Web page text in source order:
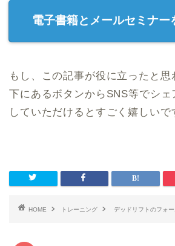
電子書籍とメールセミナー
もし、この記事が役に立ったと思
下にあるボタンからSNS等でシェ
していただけるとすごく嬉しいで
HOME トレーニング デッドリフトのフォ